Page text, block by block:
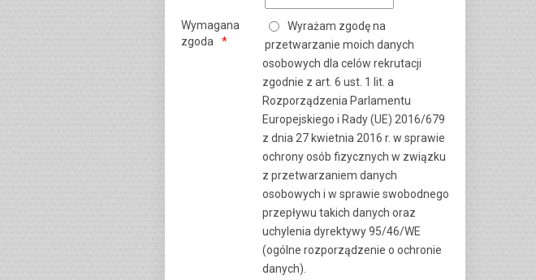
Wymagana
zgoda
Wyrażam zgodę na
przetwarzanie moich danych
osobowych dla celów rekrutacji
zgodnie z art. 6 ust. 1 lit. a
Rozporządzenia Parlamentu
Europejskiego i Rady (UE) 2016/679
z dnia 27 kwietnia 2016 r. w sprawie
ochrony osób fizycznych w związku
z przetwarzaniem danych
osobowych i w sprawie swobodnego
przepływu takich danych oraz
uchylenia dyrektywy 95/46/WE
(ogólne rozporządzenie o ochronie
danych).